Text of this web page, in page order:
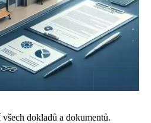
dokladů a dokumentů.